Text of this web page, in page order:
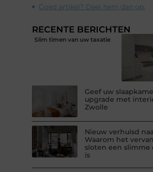
Goed artikel? Deel hem dan op:
RECENTE BERICHTEN
Slim timen van uw taxatie
Geef uw
upgrade met
Zwolle
Nieuw verhuisd
Waarom het
sloten een slimme
is